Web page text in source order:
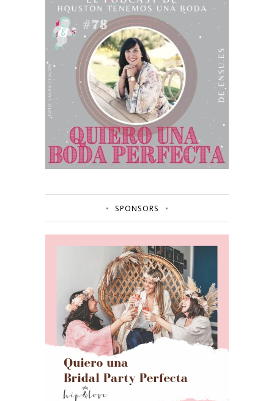
SPONSORS